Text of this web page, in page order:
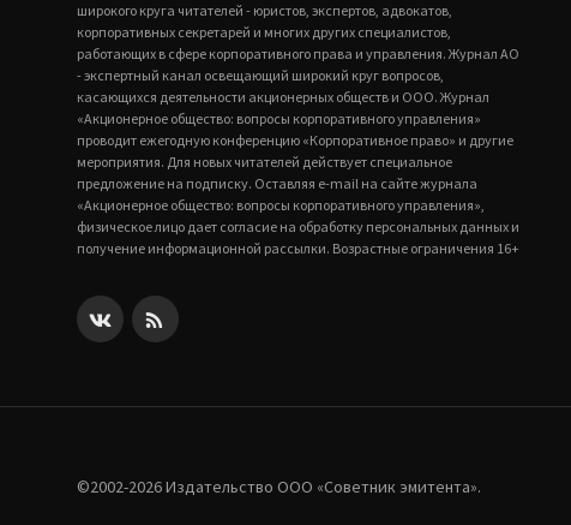
широкого круга читателей - юристов, экспертов, адвокатов,
корпоративных секретарей и многих других специалистов,
работающих в сфере корпоративного права и управления. Журнал АО
- экспертный канал освещающий широкий круг вопросов,
касающихся деятельности акционерных обществ и ООО. Журнал
«Акционерное общество: вопросы корпоративного управления»
проводит ежегодную конференцию «Корпоративное право» и другие
мероприятия. Для новых читателей действует специальное
предложение на подписку. Оставляя e-mail на сайте журнала
«Акционерное общество: вопросы корпоративного управления»,
физическое лицо дает согласие на обработку персональных данных и
получение информационной рассылки. Возрастные ограничения 16+
©2002-2026 Издательство ООО «‎Советник эмитента».